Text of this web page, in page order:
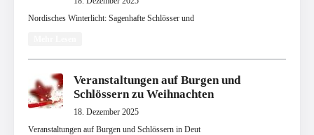
Nordisches Winterlicht: Sagenhafte Schlösser und
Veranstaltungen auf Burgen und
Schlössern zu Weihnachten
18. Dezember 2025
Veranstaltungen auf Burgen und Schlössern in Deut